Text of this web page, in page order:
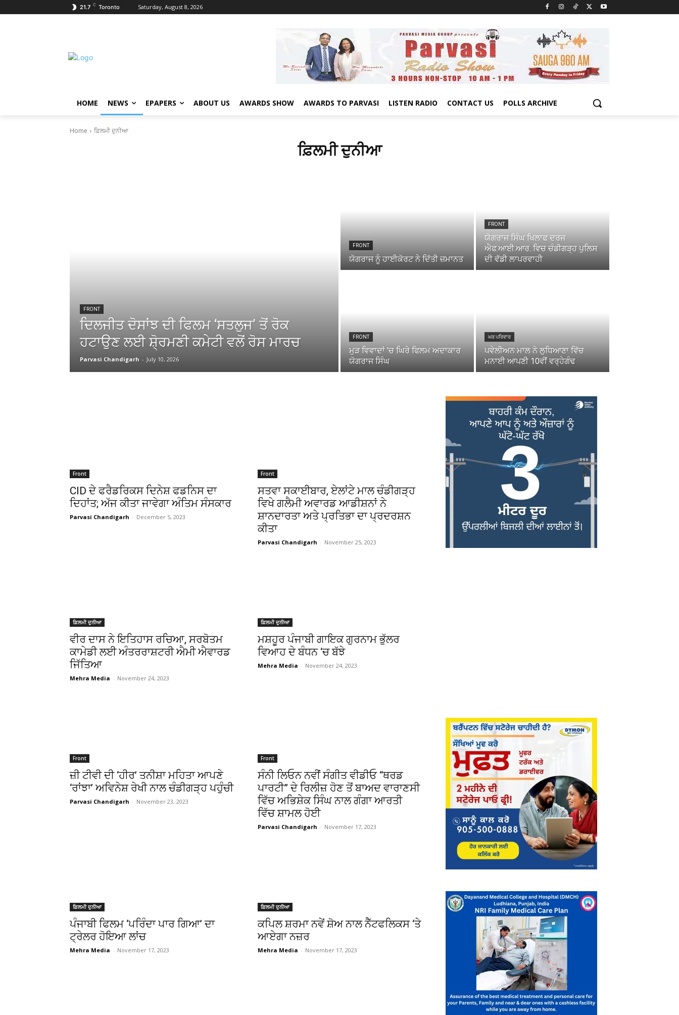
21.7 C Toronto Saturday, August 8, 2026
HOME NEWS EPAPERS ABOUT US AWARDS SHOW AWARDS TO PARVASI LISTEN RADIO CONTACT US POLLS ARCHIVE
Home ਫ਼ਿਲਮੀ ਦੁਨੀਆ
ਫ਼ਿਲਮੀ ਦੁਨੀਆ
FRONT
ਦਿਲਜੀਤ ਦੋਸਾਂਝ ਦੀ ਫਿਲਮ ‘ਸਤਲੁਜ’ ਤੋਂ ਰੋਕ
ਹਟਾਉਣ ਲਈ ਸ਼ੋ੍ਰਮਣੀ ਕਮੇਟੀ ਵਲੋਂ ਰੋਸ ਮਾਰਚ
Parvasi Chandigarh - July 10, 2026
FRONT
ਯੋਗਰਾਜ ਨੂੰ ਹਾਈਕੋਰਟ ਨੇ ਦਿੱਤੀ ਜ਼ਮਾਨਤ
FRONT
ਯੋਗਰਾਜ ਸਿੰਘ ਖਿਲਾਫ ਦਰਜ
ਐਫ.ਆਈ.ਆਰ. ਵਿਚ ਚੰਡੀਗੜ੍ਹ ਪੁਲਿਸ
ਦੀ ਵੱਡੀ ਲਾਪਰਵਾਹੀ
FRONT
ਮੁੜ ਵਿਵਾਦਾਂ ’ਚ ਘਿਰੇ ਫਿਲਮ ਅਦਾਕਾਰ
ਯੋਗਰਾਜ ਸਿੰਘ
ਘਰ ਪਰਿਵਾਰ
ਪਵੇਲੀਅਨ ਮਾਲ ਨੇ ਲੁਧਿਆਣਾ ਵਿੱਚ
ਮਨਾਈ ਆਪਣੀ 10ਵੀਂ ਵਰ੍ਹੇਗੰਢ
Front
CID ਦੇ ਫਰੈਡਰਿਕਸ ਦਿਨੇਸ਼ ਫਡਨਿਸ ਦਾ
ਦਿਹਾਂਤ; ਅੱਜ ਕੀਤਾ ਜਾਵੇਗਾ ਅੰਤਿਮ ਸੰਸਕਾਰ
Parvasi Chandigarh - December 5, 2023
Front
ਸਤਵਾ ਸਕਾਈਬਾਰ, ਏਲਾਂਟੇ ਮਾਲ ਚੰਡੀਗੜ੍ਹ
ਵਿਖੇ ਗਲੈਮੀ ਅਵਾਰਡ ਆਡੀਸ਼ਨਾਂ ਨੇ
ਸ਼ਾਨਦਾਰਤਾ ਅਤੇ ਪ੍ਰਤਿਭਾ ਦਾ ਪ੍ਰਦਰਸ਼ਨ
ਕੀਤਾ
Parvasi Chandigarh - November 25, 2023
ਫ਼ਿਲਮੀ ਦੁਨੀਆ
ਵੀਰ ਦਾਸ ਨੇ ਇਤਿਹਾਸ ਰਚਿਆ, ਸਰਬੋਤਮ
ਕਾਮੇਡੀ ਲਈ ਅੰਤਰਰਾਸ਼ਟਰੀ ਐਮੀ ਐਵਾਰਡ
ਜਿੱਤਿਆ
Mehra Media - November 24, 2023
ਫ਼ਿਲਮੀ ਦੁਨੀਆ
ਮਸ਼ਹੂਰ ਪੰਜਾਬੀ ਗਾਇਕ ਗੁਰਨਾਮ ਭੁੱਲਰ
ਵਿਆਹ ਦੇ ਬੰਧਨ ‘ਚ ਬੱਝੇ
Mehra Media - November 24, 2023
Front
ਜ਼ੀ ਟੀਵੀ ਦੀ ‘ਹੀਰ’ ਤਨੀਸ਼ਾ ਮਹਿਤਾ ਆਪਣੇ
‘ਰਾਂਝਾ’ ਅਵਿਨੇਸ਼ ਰੇਖੀ ਨਾਲ ਚੰਡੀਗੜ੍ਹ ਪਹੁੰਚੀ
Parvasi Chandigarh - November 23, 2023
Front
ਸੰਨੀ ਲਿਓਨ ਨਵੀਂ ਸੰਗੀਤ ਵੀਡੀਓ “ਥਰਡ
ਪਾਰਟੀ” ਦੇ ਰਿਲੀਜ਼ ਹੋਣ ਤੋਂ ਬਾਅਦ ਵਾਰਾਣਸੀ
ਵਿੱਚ ਅਭਿਸ਼ੇਕ ਸਿੰਘ ਨਾਲ ਗੰਗਾ ਆਰਤੀ
ਵਿੱਚ ਸ਼ਾਮਲ ਹੋਈ
Parvasi Chandigarh - November 17, 2023
ਫ਼ਿਲਮੀ ਦੁਨੀਆ
ਪੰਜਾਬੀ ਫਿਲਮ ‘ਪਰਿੰਦਾ ਪਾਰ ਗਿਆ’ ਦਾ
ਟ੍ਰੇਲਰ ਹੋਇਆ ਲਾਂਚ
Mehra Media - November 17, 2023
ਫ਼ਿਲਮੀ ਦੁਨੀਆ
ਕਪਿਲ ਸ਼ਰਮਾ ਨਵੇਂ ਸ਼ੋਅ ਨਾਲ ਨੈੱਟਫਲਿਕਸ ‘ਤੇ
ਆਏਗਾ ਨਜ਼ਰ
Mehra Media - November 17, 2023